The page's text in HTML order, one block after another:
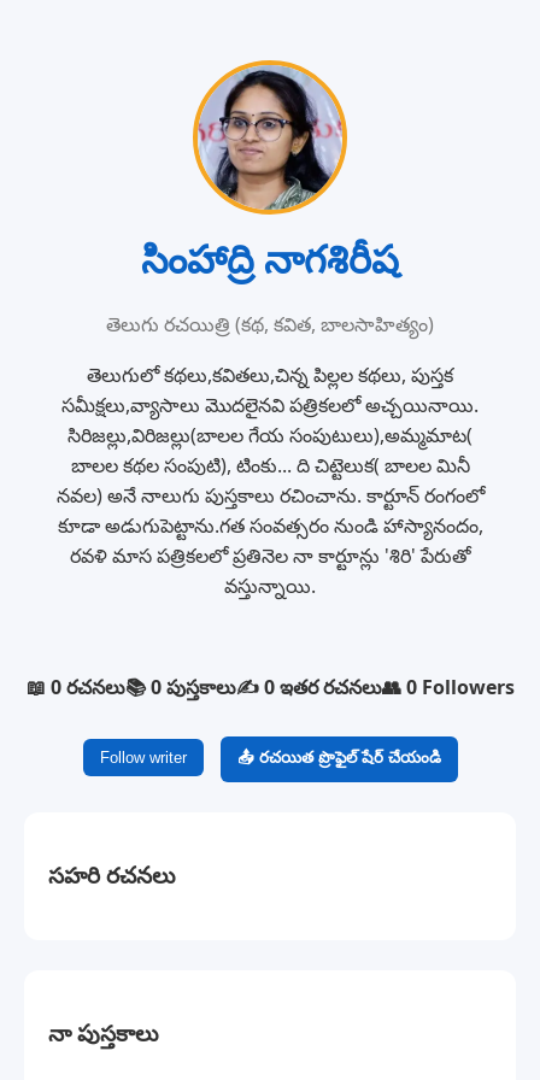
సింహాద్రి నాగశిరీష
తెలుగు రచయిత్రి (కథ, కవిత, బాలసాహిత్యం)
తెలుగులో కథలు,కవితలు,చిన్న పిల్లల కథలు, పుస్తక
సమీక్షలు,వ్యాసాలు మొదలైనవి పత్రికలలో అచ్చయినాయి.
సిరిజల్లు,విరిజల్లు(బాలల గేయ సంపుటులు),అమ్మమాట(
బాలల కథల సంపుటి), టింకు... ది చిట్టెలుక( బాలల మినీ
నవల) అనే నాలుగు పుస్తకాలు రచించాను. కార్టూన్ రంగంలో
కూడా అడుగుపెట్టాను.గత సంవత్సరం నుండి హాస్యానందం,
రవళి మాస పత్రికలలో ప్రతినెల నా కార్టూన్లు 'శిరి' పేరుతో
వస్తున్నాయి.
📖 0 రచనలు📚 0 పుస్తకాలు✍️ 0 ఇతర రచనలు👥 0 Followers
Follow writer 📤 రచయిత ప్రొఫైల్ షేర్ చేయండి
సహరి రచనలు
నా పుస్తకాలు